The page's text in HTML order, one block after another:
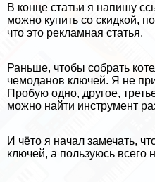
В конце статьи я напишу
можно купить со скидкой,
что это рекламная статья.
Раньше, чтобы собрать
чемоданов ключей. Я не
Пробую одно, другое,
можно найти инструмент
И чёто я начал замечать,
ключей, а пользуюсь всего